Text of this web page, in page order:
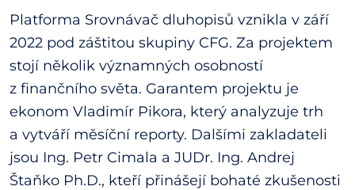
Platforma Srovnávač dluhopisů vznikla v září
2022 pod záštitou skupiny CFG. Za projektem
stojí několik významných osobností
z finančního světa. Garantem projektu je
ekonom Vladimír Pikora, který analyzuje trh
a vytváří měsíční reporty. Dalšími zakladateli
jsou Ing. Petr Cimala a JUDr. Ing. Andrej
Štaňko Ph.D., kteří přinášejí bohaté zkušenosti